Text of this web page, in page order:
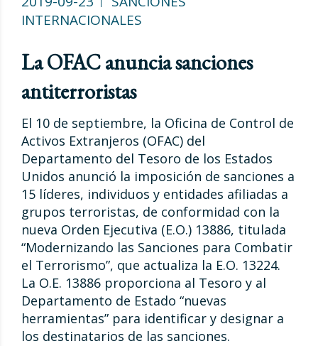
INTERNACIONALES
La OFAC anuncia sanciones
antiterroristas
El 10 de septiembre, la Oficina de Control de
Activos Extranjeros (OFAC) del
Departamento del Tesoro de los Estados
Unidos anunció la imposición de sanciones a
15 líderes, individuos y entidades afiliadas a
grupos terroristas, de conformidad con la
nueva Orden Ejecutiva (E.O.) 13886, titulada
“Modernizando las Sanciones para Combatir
el Terrorismo”, que actualiza la E.O. 13224.
La O.E. 13886 proporciona al Tesoro y al
Departamento de Estado “nuevas
herramientas” para identificar y designar a
los destinatarios de las sanciones.